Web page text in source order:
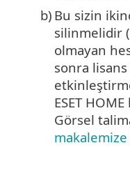
b) Bu sizin
silinmelidir
olmayan
sonra
ESET
Görsel
makalemize